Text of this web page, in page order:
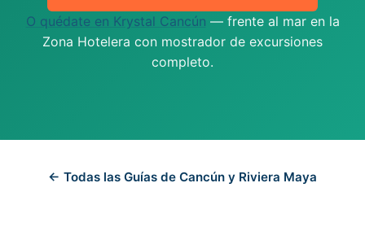
O quédate en Krystal Cancún — frente al mar en la
Zona Hotelera con mostrador de excursiones
completo.
← Todas las Guías de Cancún y Riviera Maya